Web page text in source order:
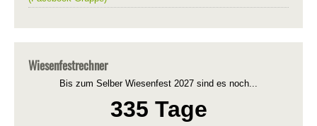
Wiesenfestrechner
Bis zum Selber Wiesenfest 2027 sind es noch...
335 Tage